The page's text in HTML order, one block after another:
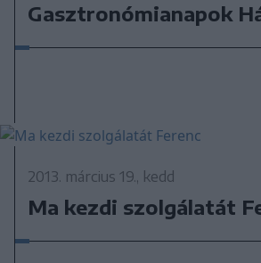
Gasztronómianapok
2013. március 19., kedd
Ma kezdi szolgálatát